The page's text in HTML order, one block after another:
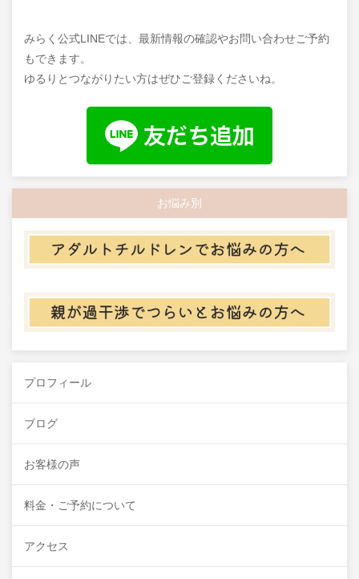
みらく公式LINEでは、最新情報の確認やお問い合わせご予約
もできます。
ゆるりとつながりたい方はぜひご登録くださいね。
お悩み別
プロフィール
ブログ
お客様の声
料金・ご予約について
アクセス